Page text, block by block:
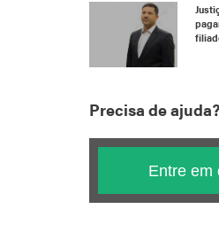
Precisa de ajuda?
Entre em